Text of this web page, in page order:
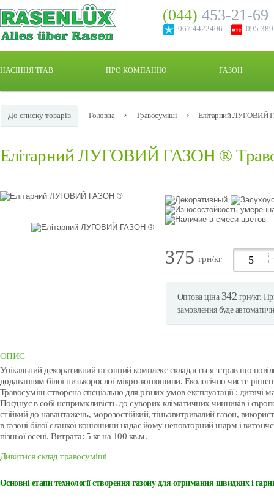
(044) 453-21-69
067 4422406 095
НАСІННЯ ТРАВ ПРО КОМПАНІЮ ГАЗОН
До списку товарiв Головна › Травосуміші › Елітарний ЛУГОВИЙ
Елітарний ЛУГОВИЙ ГАЗОН ®
375 грн/кг
Оптова ціна 342 грн/кг.
замовлення буде
ОПИС
Унікальний декоративний газонний комплекс складається з трав що
додаванням білої низькорослої мікро-конюшини. Екологічно чисте
Травосуміш створена спеціально для різних умов експлуатації : дитячі
Поєднує в собі непримхливість до суворих кліматичних чинників і
стійкий до навантажень, морозостійкий, тіньовитривалий газон,
в газоні білої сланкої конюшини надає йому неповторний шарм і
пізньої осені. Витрата: 5 кг на 100 кв.м.
Дивитися склад травосуміші
Основні етапи технології створення газону для отримання швидких і